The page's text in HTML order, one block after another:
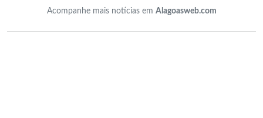
Acompanhe mais notícias em Alagoasweb.com